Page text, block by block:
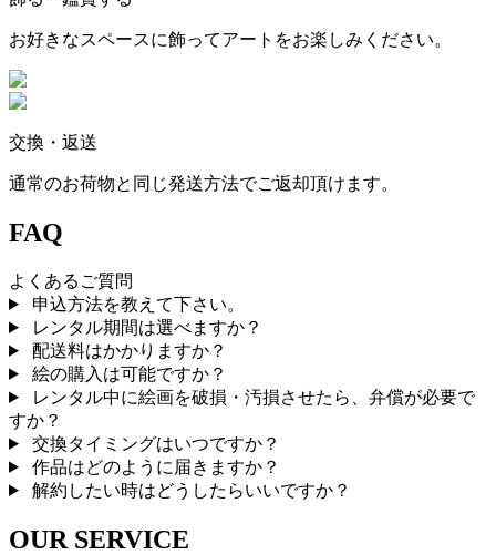
お好きなスペースに飾ってアートをお楽しみください。
交換・返送
通常のお荷物と同じ発送方法でご返却頂けます。
FAQ
よくあるご質問
申込方法を教えて下さい。
レンタル期間は選べますか？
配送料はかかりますか？
絵の購入は可能ですか？
レンタル中に絵画を破損・汚損させたら、弁償が必要で
すか？
交換タイミングはいつですか？
作品はどのように届きますか？
解約したい時はどうしたらいいですか？
OUR SERVICE